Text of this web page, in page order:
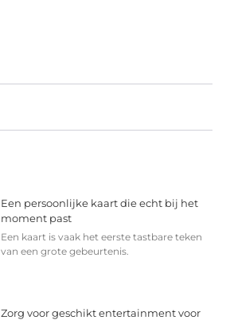
Een persoonlijke kaart die echt bij het
moment past
Een kaart is vaak het eerste tastbare teken
van een grote gebeurtenis.
Zorg voor geschikt entertainment voor